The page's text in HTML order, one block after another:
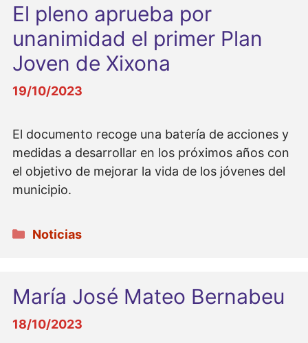
El pleno aprueba por
unanimidad el primer Plan
Joven de Xixona
19/10/2023
El documento recoge una batería de acciones y
medidas a desarrollar en los próximos años con
el objetivo de mejorar la vida de los jóvenes del
municipio.
Categorías
Noticias
María José Mateo Bernabeu
18/10/2023